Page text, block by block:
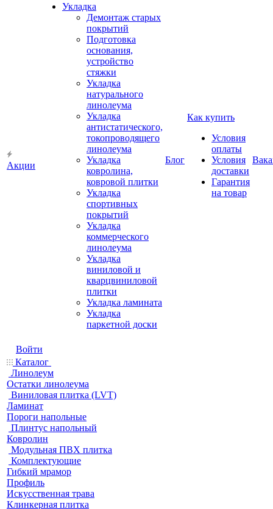
Акции
Укладка
Демонтаж старых
покрытий
Подготовка
основания,
устройство
стяжки
Укладка
натурального
линолеума
Укладка
антистатического,
токопроводящего
линолеума
Укладка
ковролина,
ковровой плитки
Укладка
спортивных
покрытий
Укладка
коммерческого
линолеума
Укладка
виниловой и
кварцвиниловой
плитки
Укладка ламината
Укладка
паркетной доски
Блог
Как купить
Условия
оплаты
Условия
доставки
Гарантия
на товар
Войти
Каталог
Линолеум
Остатки линолеума
Виниловая плитка (LVT)
Ламинат
Пороги напольные
Плинтус напольный
Ковролин
Модульная ПВХ плитка
Комплектующие
Гибкий мрамор
Профиль
Искусственная трава
Клинкерная плитка